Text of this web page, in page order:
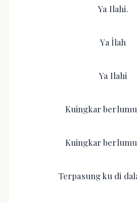
Ya Ilahi.
Ya İlah
Ya Ilahi
Kuingkar
Kuingkar
Terpasung ku di